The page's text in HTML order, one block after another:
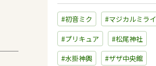
#初音ミク #マジカルミライ
#プリキュア #松尾神社
#水掛神輿 #ザザ中央館